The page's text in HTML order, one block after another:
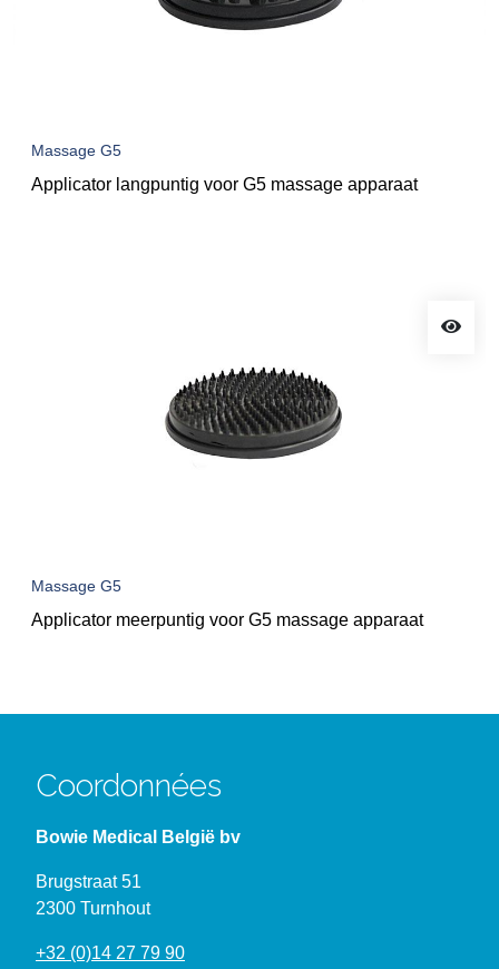
Massage G5
Applicator langpuntig voor G5 massage apparaat
Massage G5
Applicator meerpuntig voor G5 massage apparaat
Coordonnées
Bowie Medical België bv
Brugstraat 51
2300 Turnhout
+32 (0)14 27 79 90